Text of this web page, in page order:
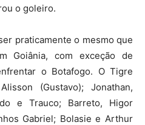
o goleiro.
praticamente o mesmo que
Goiânia, com exceção de
o Botafogo. O Tigre
(Gustavo); Jonathan,
e Trauco; Barreto, Higor
Gabriel; Bolasie e Arthur